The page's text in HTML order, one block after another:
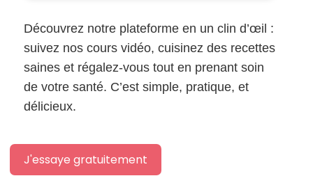
Découvrez notre plateforme en un clin d’œil :
suivez nos cours vidéo, cuisinez des recettes
saines et régalez-vous tout en prenant soin
de votre santé. C’est simple, pratique, et
délicieux.
J'essaye gratuitement